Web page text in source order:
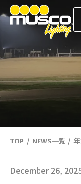
TOP NEWS一覧
December 26,